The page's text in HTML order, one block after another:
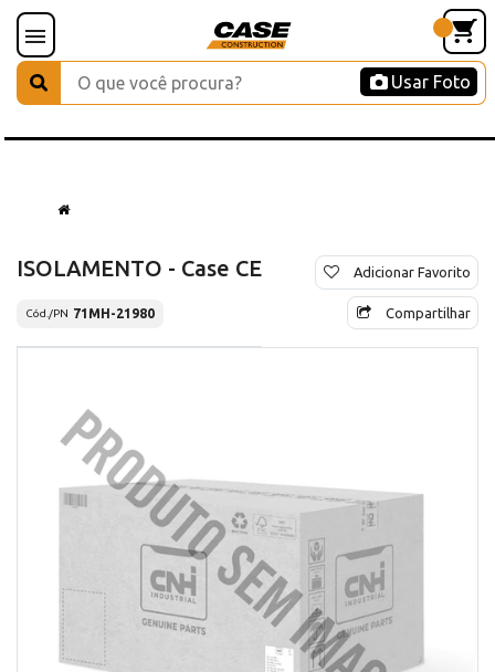
Usar Foto
ISOLAMENTO - Case CE
Cód./PN 71MH-21980
Adicionar Favorito
Compartilhar